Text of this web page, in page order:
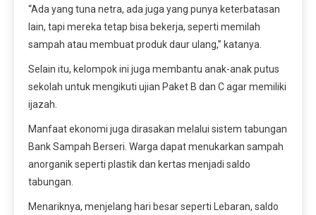
“Ada yang tuna netra, ada juga yang punya keterbatasan
lain, tapi mereka tetap bisa bekerja, seperti memilah
sampah atau membuat produk daur ulang,” katanya.
Selain itu, kelompok ini juga membantu anak-anak putus
sekolah untuk mengikuti ujian Paket B dan C agar memiliki
ijazah.
Manfaat ekonomi juga dirasakan melalui sistem tabungan
Bank Sampah Berseri. Warga dapat menukarkan sampah
anorganik seperti plastik dan kertas menjadi saldo
tabungan.
Menariknya, menjelang hari besar seperti Lebaran, saldo